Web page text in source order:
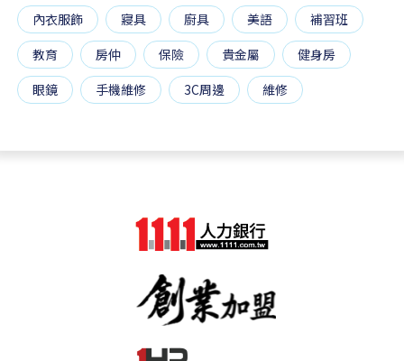
內衣服飾
寢具 廚具 美語
補習班
教育
房仲 保險 貴金屬
健身房
眼鏡
手機維修 3C周邊 維修